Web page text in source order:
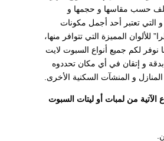
حسب مقاسها و حجمها و
و التي تعتبر أحد أجمل مكونات
للألوان المميزة التي تتوافر منها،
لكم جميع أنواع السبوت لايت
بدقة و إتقان في أي مكان تحددوه
و المنشآت السكنية الأخرى.
الآتية من لمبات أو ليتات السبوت